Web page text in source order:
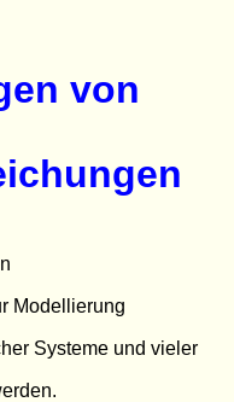
von
Modellierung
Systeme und vieler